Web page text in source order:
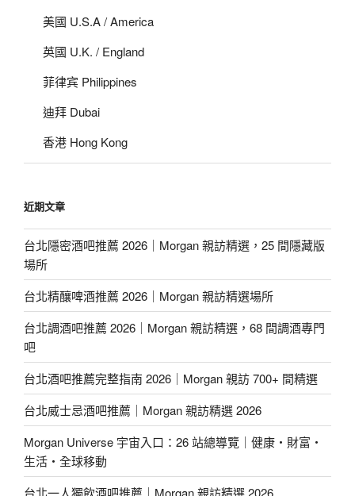
美國 U.S.A / America
英國 U.K. / England
菲律宾 Philippines
迪拜 Dubai
香港 Hong Kong
近期文章
台北隱密酒吧推薦 2026｜Morgan 親訪精選，25 間隱藏版
場所
台北精釀啤酒推薦 2026｜Morgan 親訪精選場所
台北調酒吧推薦 2026｜Morgan 親訪精選，68 間調酒專門
吧
台北酒吧推薦完整指南 2026｜Morgan 親訪 700+ 間精選
台北威士忌酒吧推薦｜Morgan 親訪精選 2026
Morgan Universe 宇宙入口：26 站總導覽｜健康・財富・
生活・全球移動
台北一人獨飲酒吧推薦｜Morgan 親訪精選 2026